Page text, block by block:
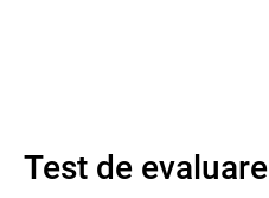
Test de evaluare